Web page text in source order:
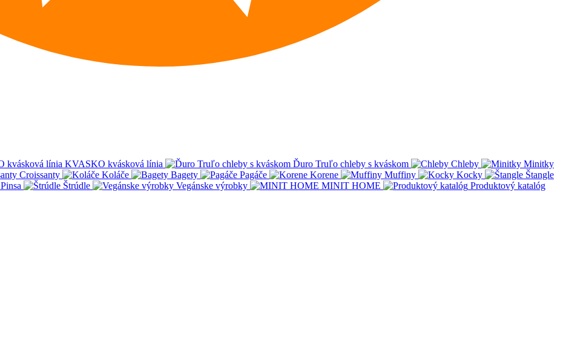
KVASKO kvásková línia Ďuro Truľo chleby s kváskom Chleby
Minitky
Croissanty Koláče Bagety Pagáče Korene Muffiny Kocky
Štangle
Pinsa Štrúdle Vegánske výrobky MINIT HOME
Produktový katalóg